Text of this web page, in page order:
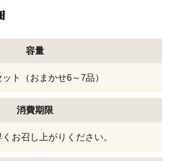
容量
ト（おまかせ6～7品）
消費期限
お召し上がりください。